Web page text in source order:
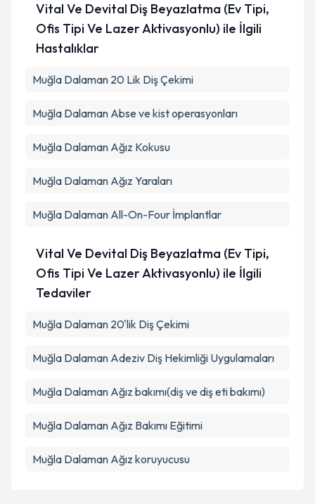
Vital Ve Devital Diş Beyazlatma (Ev Tipi,
Ofis Tipi Ve Lazer Aktivasyonlu) ile İlgili
Hastalıklar
Muğla Dalaman 20 Lik Diş Çekimi
Muğla Dalaman Abse ve kist operasyonları
Muğla Dalaman Ağız Kokusu
Muğla Dalaman Ağız Yaraları
Muğla Dalaman All-On-Four İmplantlar
Vital Ve Devital Diş Beyazlatma (Ev Tipi,
Ofis Tipi Ve Lazer Aktivasyonlu) ile İlgili
Tedaviler
Muğla Dalaman 20'lik Diş Çekimi
Muğla Dalaman Adeziv Diş Hekimliği Uygulamaları
Muğla Dalaman Ağız bakımı(diş ve diş eti bakımı)
Muğla Dalaman Ağız Bakımı Eğitimi
Muğla Dalaman Ağız koruyucusu